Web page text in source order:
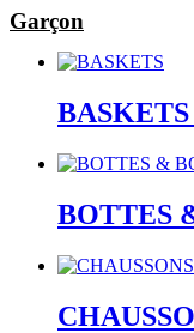
Garçon
BASKETS
BOTTES